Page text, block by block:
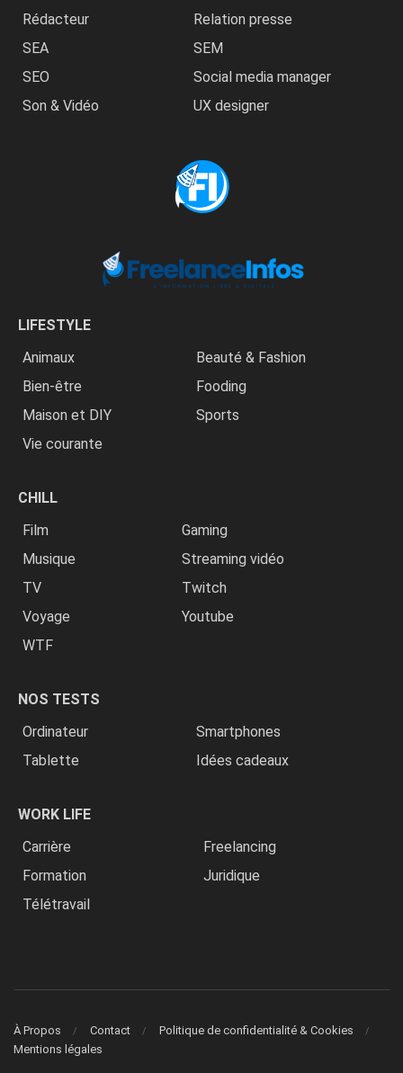
Rédacteur
Relation presse
SEA
SEM
SEO
Social media manager
Son & Vidéo
UX designer
LIFESTYLE
Animaux
Beauté & Fashion
Bien-être
Fooding
Maison et DIY
Sports
Vie courante
CHILL
Film
Gaming
Musique
Streaming vidéo
TV
Twitch
Voyage
Youtube
WTF
NOS TESTS
Ordinateur
Smartphones
Tablette
Idées cadeaux
WORK LIFE
Carrière
Freelancing
Formation
Juridique
Télétravail
À Propos Contact
Politique de confidentialité & Cookies
Mentions légales